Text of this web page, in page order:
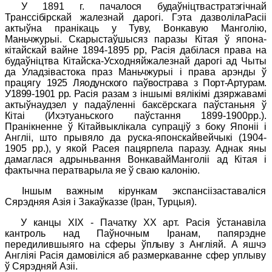
У 1891 г. пачалося будаўніцтвастратэгічнай
Транссібірскайжалезнай дарогі. Гэта дазволілаРасіі
актыўна пранікаць у Туву, Вонкавую Манголію,
Маньчжурыі. Скарыстаўшысяз паразы Кітая ў япона-
кітайскай вайне 1894-1895 pp, Расія дабілася права на
будаўніцтва Кітайска-Усходняйжалезнай дарогі ад Чыты
да Уладзівастока праз Маньчжурыі і права арэнды ў
працягу 1925 Ляодунского паўвострава з Порт-Артурам.
У1899-1901 pp. Расія разам з іншымі вялікімі дзяржавамі
актыўнаудзел у падаўленні баксёрскага паўстаньня ў
Кітаі (Ихэтуаньского паўстання 1899-1900pp.).
Пранікненне ў Кітайвыклікала супраціў з боку Японіі і
Англіі, што прывяло да руска-японскайвейчыкі (1904-
1905 pp.),у якой Расея пацярпела паразу. Аднак яны
дамаглася адрыньвання ВонкавайМанголіі ад Кітая і
фактычна ператварыла яе ў сваю калонію.
Іншым важным кірункам экспансіізаставаліся
Сярэдняя Азія і Закаўказзе (Іран, Турцыя).
У канцы XIX - Пачатку XX
арт. Расія ўстанавіла
кантроль над Паўночным Іранам, папярэдне
передилившыяго на сферы ўплыву з Англіяй. А яшчэ
Англіяі Расія дамовіліся аб размеркаванне сфер уплыву
ў Сярэдняй Азіі.